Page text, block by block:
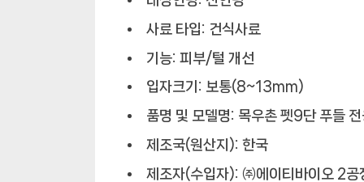
사료 타입: 건식사료
기능: 피부/털 개선
입자크기: 보통(8~13mm)
품명 및 모델명: 목우촌 펫9단 푸들 전
제조국(원산지): 한국
제조자(수입자): ㈜에이티바이오 2공